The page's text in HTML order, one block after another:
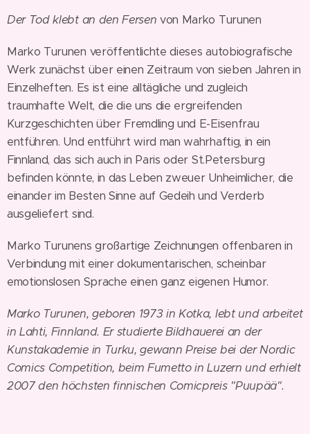
Der Tod klebt an den Fersen von Marko Turunen
Marko Turunen veröffentlichte dieses autobiografische
Werk zunächst über einen Zeitraum von sieben Jahren in
Einzelheften. Es ist eine alltägliche und zugleich
traumhafte Welt, die die uns die ergreifenden
Kurzgeschichten über Fremdling und E-Eisenfrau
entführen. Und entführt wird man wahrhaftig, in ein
Finnland, das sich auch in Paris oder St.Petersburg
befinden könnte, in das Leben zweuer Unheimlicher, die
einander im Besten Sinne auf Gedeih und Verderb
ausgeliefert sind.
Marko Turunens großartige Zeichnungen offenbaren in
Verbindung mit einer dokumentarischen, scheinbar
emotionslosen Sprache einen ganz eigenen Humor.
Marko Turunen, geboren 1973 in Kotka, lebt und arbeitet
in Lahti, Finnland. Er studierte Bildhauerei an der
Kunstakademie in Turku, gewann Preise bei der Nordic
Comics Competition, beim Fumetto in Luzern und erhielt
2007 den höchsten finnischen Comicpreis "Puupää".